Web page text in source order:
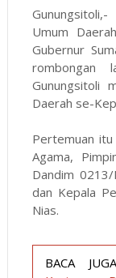
Umum
Gubernur
rombongan
Gunungsitoli
Daerah se-
Pertemuan
Agama,
Dandim
dan Kepala
Nias.
BACA